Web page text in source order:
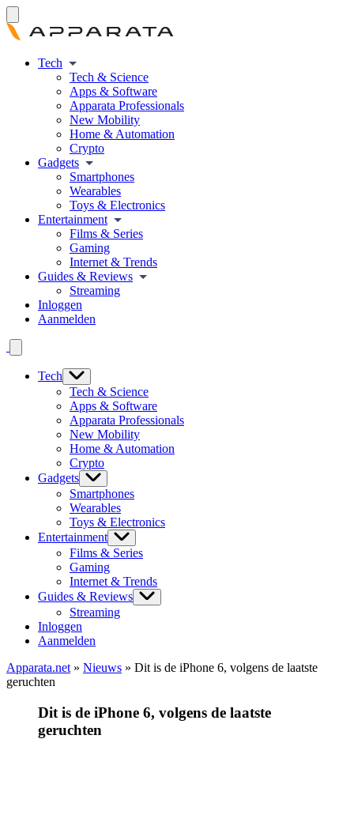
Tech
Tech & Science
Apps & Software
Apparata Professionals
New Mobility
Home & Automation
Crypto
Gadgets
Smartphones
Wearables
Toys & Electronics
Entertainment
Films & Series
Gaming
Internet & Trends
Guides & Reviews
Streaming
Inloggen
Aanmelden
Tech
Tech & Science
Apps & Software
Apparata Professionals
New Mobility
Home & Automation
Crypto
Gadgets
Smartphones
Wearables
Toys & Electronics
Entertainment
Films & Series
Gaming
Internet & Trends
Guides & Reviews
Streaming
Inloggen
Aanmelden
Apparata.net » Nieuws » Dit is de iPhone 6, volgens de laatste
geruchten
Dit is de iPhone 6, volgens de laatste
geruchten